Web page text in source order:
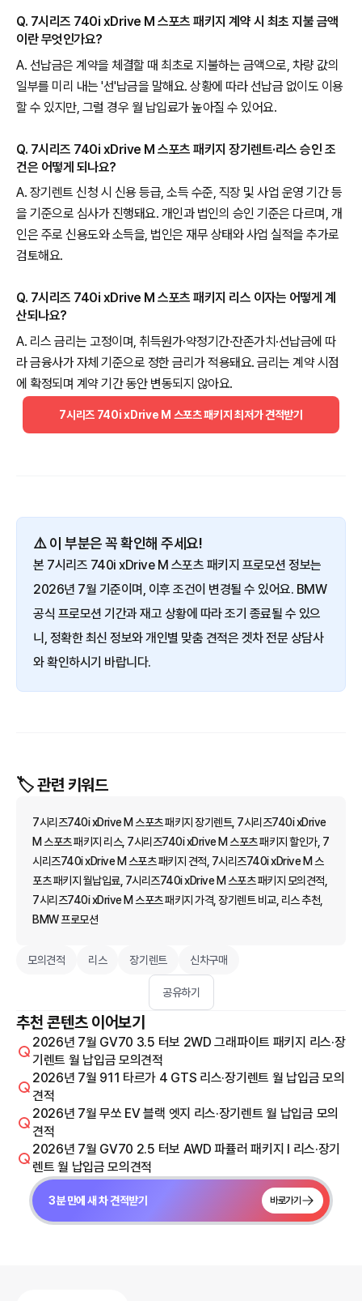
Q. 7시리즈 740i xDrive M 스포츠 패키지 계약 시 최초 지불 금액
이란 무엇인가요?
A. 선납금은 계약을 체결할 때 최초로 지불하는 금액으로, 차량 값의
일부를 미리 내는 '선'납금을 말해요. 상황에 따라 선납금 없이도 이용
할 수 있지만, 그럴 경우 월 납입료가 높아질 수 있어요.
Q. 7시리즈 740i xDrive M 스포츠 패키지 장기렌트·리스 승인 조
건은 어떻게 되나요?
A. 장기렌트 신청 시 신용 등급, 소득 수준, 직장 및 사업 운영 기간 등
을 기준으로 심사가 진행돼요. 개인과 법인의 승인 기준은 다르며, 개
인은 주로 신용도와 소득을, 법인은 재무 상태와 사업 실적을 추가로
검토해요.
Q. 7시리즈 740i xDrive M 스포츠 패키지 리스 이자는 어떻게 계
산되나요?
A. 리스 금리는 고정이며, 취득원가·약정기간·잔존가치·선납금에 따
라 금융사가 자체 기준으로 정한 금리가 적용돼요. 금리는 계약 시점
에 확정되며 계약 기간 동안 변동되지 않아요.
7시리즈 740i xDrive M 스포츠 패키지 최저가 견적받기
⚠️ 이 부분은 꼭 확인해 주세요!
본 7시리즈 740i xDrive M 스포츠 패키지 프로모션 정보는
2026년 7월 기준이며, 이후 조건이 변경될 수 있어요. BMW
공식 프로모션 기간과 재고 상황에 따라 조기 종료될 수 있으
니, 정확한 최신 정보와 개인별 맞춤 견적은 겟차 전문 상담사
와 확인하시기 바랍니다.
🏷️ 관련 키워드
7시리즈740i xDrive M 스포츠 패키지 장기렌트, 7시리즈740i xDrive
M 스포츠 패키지 리스, 7시리즈740i xDrive M 스포츠 패키지 할인가, 7
시리즈740i xDrive M 스포츠 패키지 견적, 7시리즈740i xDrive M 스
포츠 패키지 월납입료, 7시리즈740i xDrive M 스포츠 패키지 모의견적,
7시리즈740i xDrive M 스포츠 패키지 가격, 장기렌트 비교, 리스 추천,
BMW 프로모션
모의견적 리스 장기렌트 신차구매
공유하기
추천 콘텐츠 이어보기
2026년 7월 GV70 3.5 터보 2WD 그래파이트 패키지 리스·장
기렌트 월 납입금 모의견적
2026년 7월 911 타르가 4 GTS 리스·장기렌트 월 납입금 모의
견적
2026년 7월 무쏘 EV 블랙 엣지 리스·장기렌트 월 납입금 모의
견적
2026년 7월 GV70 2.5 터보 AWD 파퓰러 패키지 I 리스·장기
렌트 월 납입금 모의견적
3분 만에 새 차 견적받기 바로가기